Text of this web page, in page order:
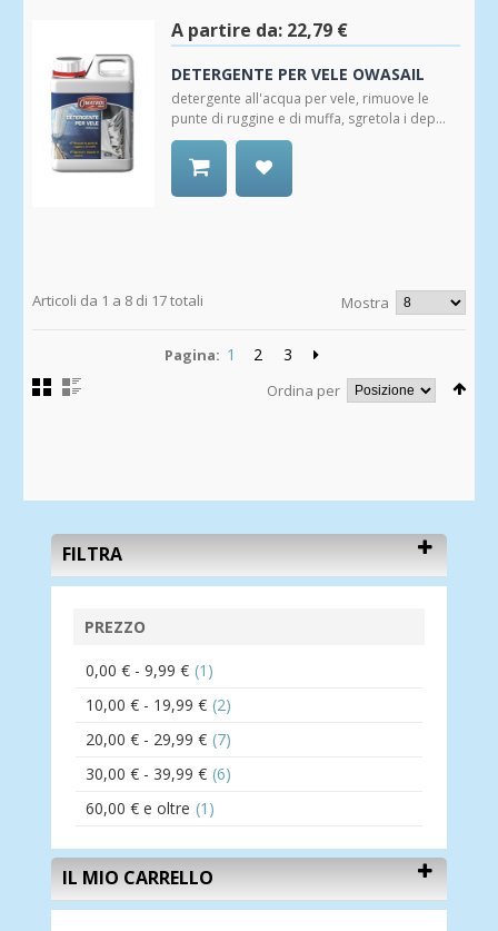
Wishlist
A partire da: 22,79 €
DETERGENTE PER VELE OWASAIL
detergente all'acqua per vele, rimuove le
punte di ruggine e di muffa, sgretola i dep...
Articoli da 1 a 8 di 17 totali Mostra
Pagina: 1 2 3
Ordina per
FILTRA
PREZZO
0,00 € - 9,99 € (1)
10,00 € - 19,99 € (2)
20,00 € - 29,99 € (7)
30,00 € - 39,99 € (6)
60,00 € e oltre (1)
IL MIO CARRELLO